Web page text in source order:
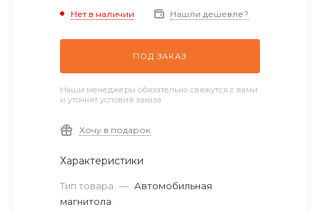
Нет в наличии Нашли дешевле?
ПОД ЗАКАЗ
Наши менеджеры обязательно свяжутся с вами
и уточнят условия заказа
Хочу в подарок
Характеристики
Тип товара — Автомобильная
магнитола